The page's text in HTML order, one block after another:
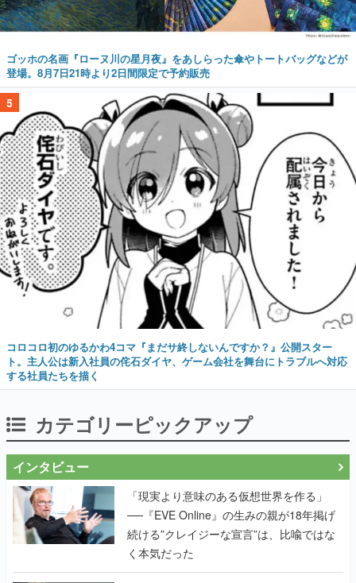
ゴッホの名画『ローヌ川の星月夜』をあしらった傘やトートバッグなどが
登場。8月7日21時より2日間限定で予約販売
5
コロコロ初のゆるかわ4コマ『まだサ終しないんですか？』公開スター
ト。主人公は新入社員の侘石ダイヤ、ゲーム会社を舞台にトラブルへ対応
する社員たちを描く
カテゴリーピックアップ
インタビュー
「現実より意味のある仮想世界を作る」
──『EVE Online』の生みの親が18年掲げ
続ける”クレイジーな宣言”は、比喩ではな
く本気だった